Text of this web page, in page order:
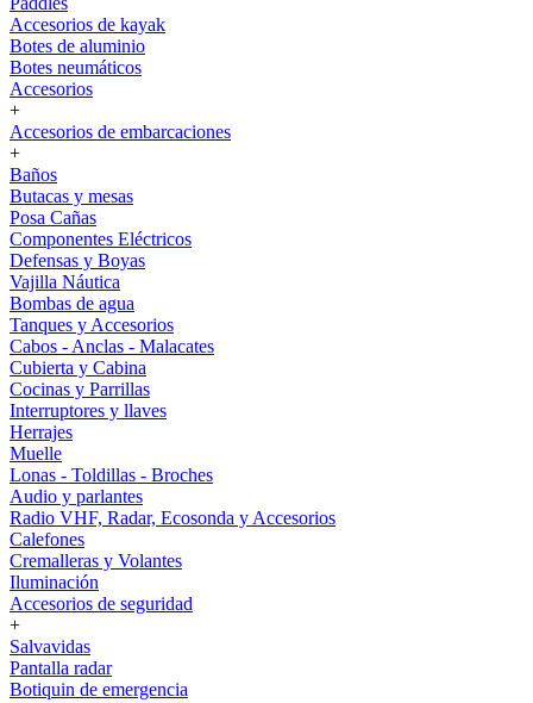
Accesorios de kayak
Botes de aluminio
Botes neumáticos
Accesorios
+
Accesorios de embarcaciones
+
Baños
Butacas y mesas
Posa Cañas
Componentes Eléctricos
Defensas y Boyas
Vajilla Náutica
Bombas de agua
Tanques y Accesorios
Cabos - Anclas - Malacates
Cubierta y Cabina
Cocinas y Parrillas
Interruptores y llaves
Herrajes
Muelle
Lonas - Toldillas - Broches
Audio y parlantes
Radio VHF, Radar, Ecosonda y Accesorios
Calefones
Cremalleras y Volantes
Iluminación
Accesorios de seguridad
+
Salvavidas
Pantalla radar
Botiquin de emergencia